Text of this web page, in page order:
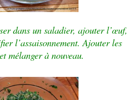
dans un saladier, ajouter l’œuf,
l’assaisonnement. Ajouter les
mélanger à nouveau.